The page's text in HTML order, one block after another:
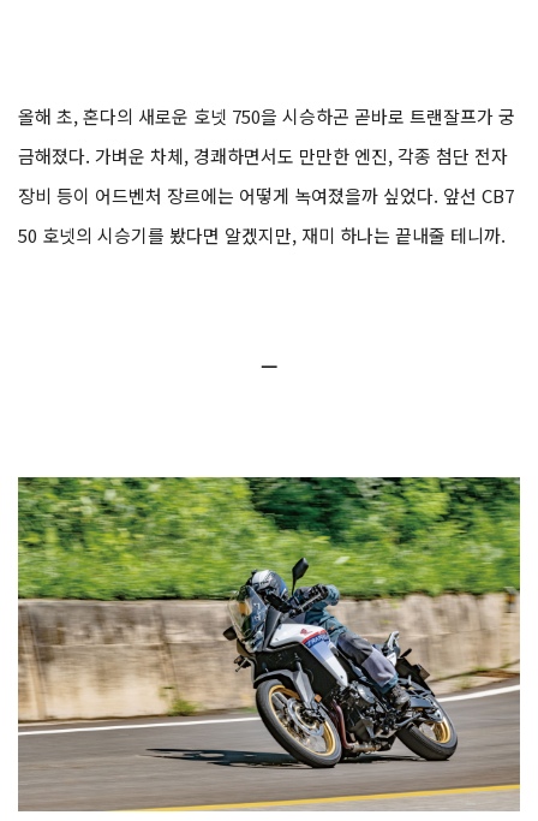
올해 초, 혼다의 새로운 호넷 750을 시승하곤 곧바로 트랜잘프가 궁
금해졌다. 가벼운 차체, 경쾌하면서도 만만한 엔진, 각종 첨단 전자
장비 등이 어드벤처 장르에는 어떻게 녹여졌을까 싶었다. 앞선 CB7
50 호넷의 시승기를 봤다면 알겠지만, 재미 하나는 끝내줄 테니까.
ㅡ